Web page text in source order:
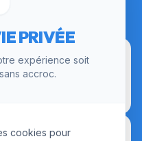
PRIVÉE
expérience soit
accroc.
cookies pour